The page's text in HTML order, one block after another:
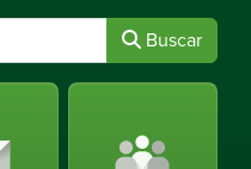
Buscar